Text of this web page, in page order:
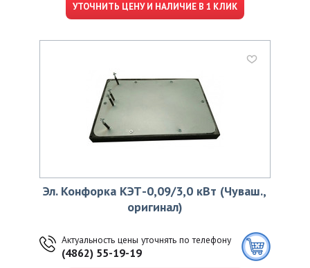
УТОЧНИТЬ ЦЕНУ И НАЛИЧИЕ В 1 КЛИК
Эл. Конфорка КЭТ-0,09/3,0 кВт (Чуваш.,
оригинал)
Актуальность цены уточнять по телефону
(4862) 55-19-19